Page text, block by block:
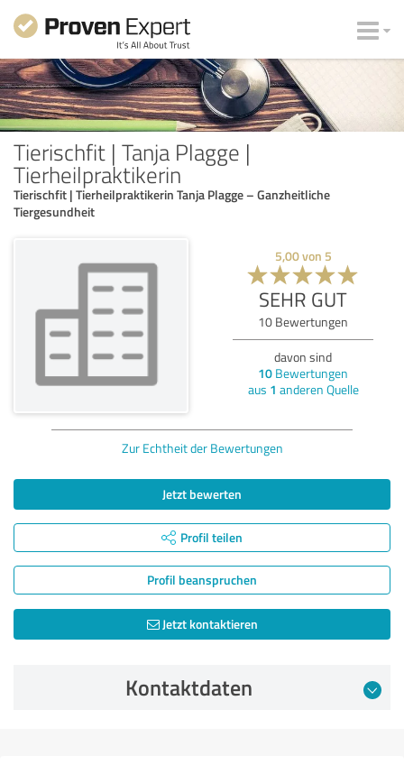
Tierischfit | Tanja Plagge |
Tierheilpraktikerin
Tierischfit | Tierheilpraktikerin Tanja Plagge – Ganzheitliche
Tiergesundheit
5,00von 5
SEHR GUT
10 Bewertungen
davon sind
10 Bewertungen
aus 1 anderen Quelle
Zur Echtheit der Bewertungen
Jetzt bewerten
Profil teilen
Profil beanspruchen
Jetzt kontaktieren
Kontaktdaten